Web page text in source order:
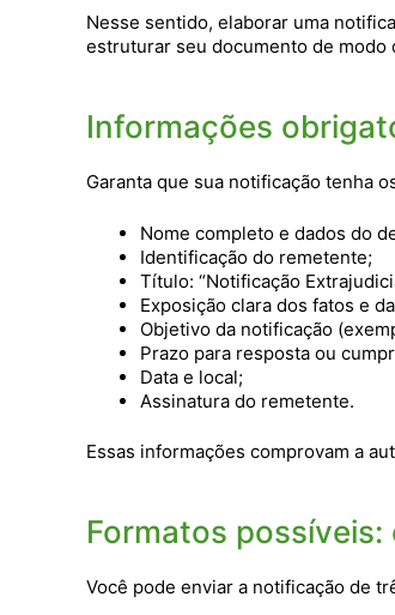
Nesse sentido, elaborar uma
estruturar seu documento de modo
Informações
Garanta que sua notificação tenha
Nome completo e dados do
Identificação do remetente;
Título: “Notificação
Exposição clara dos fatos e
Objetivo da notificação
Prazo para resposta ou
Data e local;
Assinatura do remetente.
Essas informações comprovam a
Formatos
Você pode enviar a notificação de